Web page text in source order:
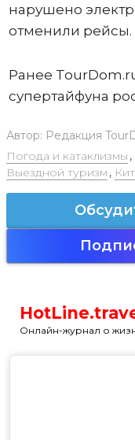
нарушено
отменили рейсы.
Ранее
супертайфуна
Автор: Редакция
Погода и катаклизмы ,
Выездной туризм ,
Онлайн-журнал о